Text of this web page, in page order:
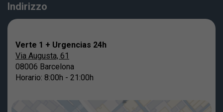
Indirizzo
Verte 1 + Urgencias 24h
Via Augusta, 61
08006 Barcelona
Horario: 8:00h - 21:00h